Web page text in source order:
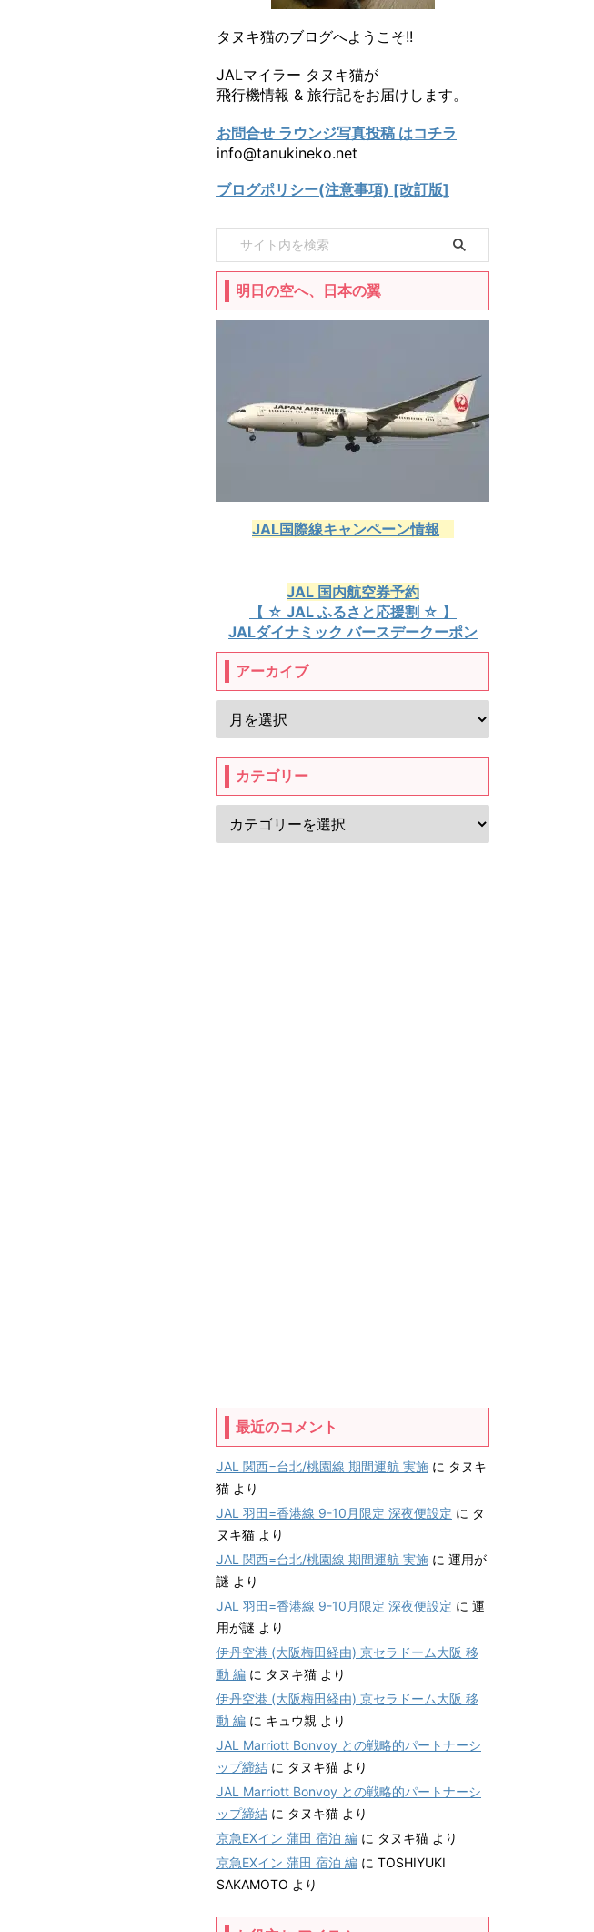
タヌキ猫のブログへようこそ!!
JALマイラー タヌキ猫が
飛行機情報 & 旅行記をお届けします。
お問合せ ラウンジ写真投稿 はコチラ
info@tanukineko.net
ブログポリシー(注意事項) [改訂版]
明日の空へ、日本の翼
JAL国際線キャンペーン情報
JAL 国内航空券予約
【 ☆ JAL ふるさと応援割 ☆ 】
JALダイナミック バースデークーポン
アーカイブ
カテゴリー
最近のコメント
JAL 関西=台北/桃園線 期間運航 実施 に タヌキ
猫 より
JAL 羽田=香港線 9-10月限定 深夜便設定 に タ
ヌキ猫 より
JAL 関西=台北/桃園線 期間運航 実施 に 運用が
謎 より
JAL 羽田=香港線 9-10月限定 深夜便設定 に 運
用が謎 より
伊丹空港 (大阪梅田経由) 京セラドーム大阪 移
動 編 に タヌキ猫 より
伊丹空港 (大阪梅田経由) 京セラドーム大阪 移
動 編 に キュウ親 より
JAL Marriott Bonvoy との戦略的パートナーシ
ップ締結 に タヌキ猫 より
JAL Marriott Bonvoy との戦略的パートナーシ
ップ締結 に タヌキ猫 より
京急EXイン 蒲田 宿泊 編 に タヌキ猫 より
京急EXイン 蒲田 宿泊 編 に TOSHIYUKI
SAKAMOTO より